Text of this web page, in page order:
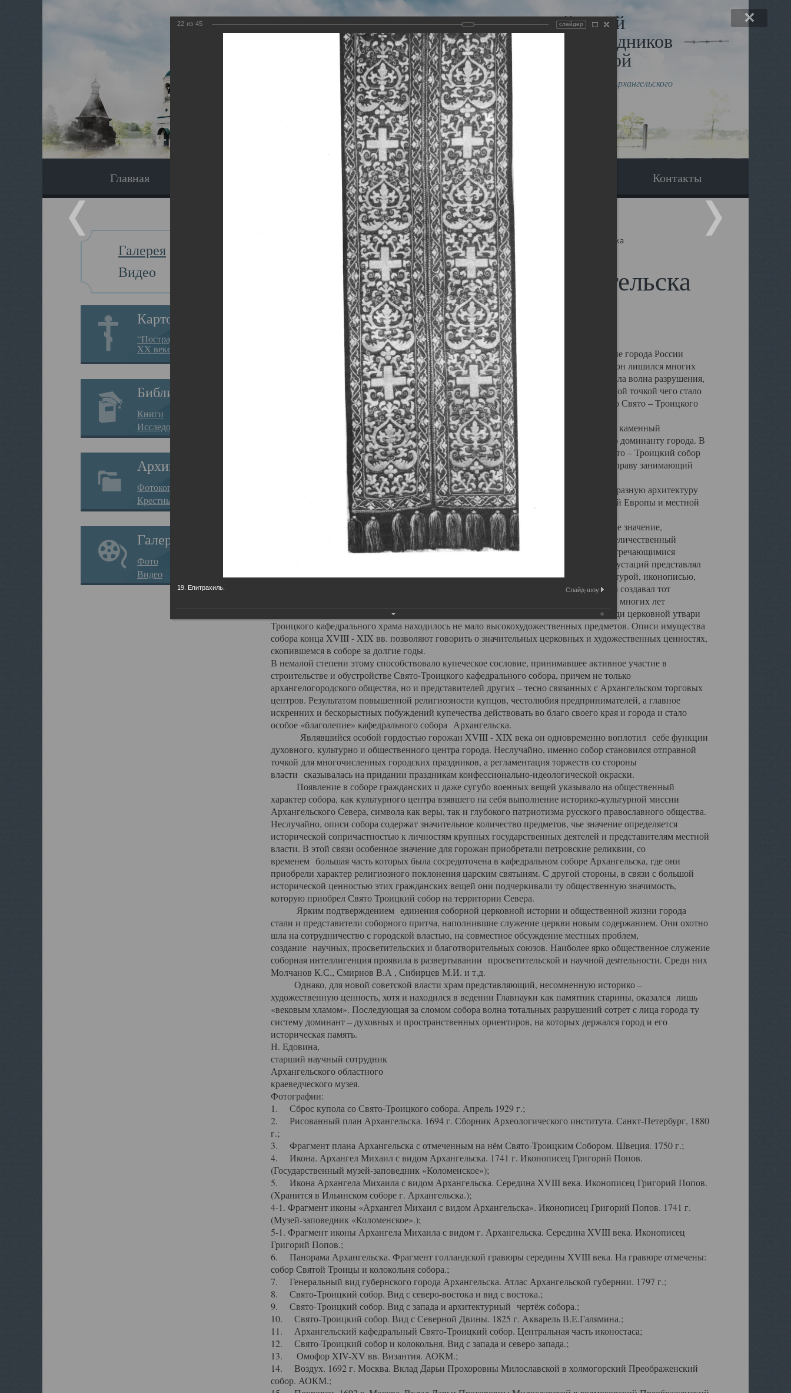
Виртуальный музей
Новомучеников и исповедников
Земли Архангельской
Сайт создан по благословлению митрополита Архангельского
и Холмогорского Даниила
Главная Наследники Галерея Контакты
Галерея
Видео
Картотека
“Пострадавшие за веру в
XX веке на Севере”
Библиотека
Книги
Исследования
Архив
Фотокопии дел
Крестные ходы
Галерея
Фото
Видео
Галерея Храмы-мученики Архангельска Свято-Троицкий собор Архангельска
Свято-Троицкий собор Архангельска
Свято-Троицкий собор Архангельска
Сегодня мы можем говорить, что Архангельск в большей мере, чем другие губернские города России
пострадал от целенаправленных систематических разрушений, в результате которых он лишился многих
выдающихся памятников архитектуры. Больше всего по старому Архангельску ударила волна разрушения,
вызванная борьбой с религией, набравшая особую силу в конце 20 –х годов. Отправной точкой чего стало
разрушение православного центра архангельской губернии - ансамбля кафедрального Свято – Троицкого
собора Архангельска.
Возникнув в начале XVIII века в центре Архангельска, величественный каменный
двухэтажный Троицкий собор, сразу превратился в зрительную и градостроительную доминанту города. В
XVIII веке по масштабам ему не было равных на Севере. Вплоть до разрушения Свято – Троицкий собор
оставался самым высоким и значительным из городских строений Архангельска, по праву занимающий
второе место, после гостиных дворов, в градостроительной картине Архангельска.
Один из самых больших и светлых соборов России воплотил в себе яркую и своеобразную архитектуру
портового города с отраженными в ней архитектурными течениями России, Западной Европы и местной
архангелогородской школы церковного зодчества.
Масштабность, благолепие и богатство собора, вполне оправдывали его кафедральное значение,
заслуженно выделяя из многочисленных культовых построек города. Обширный и величественный
иконостас украшенный колоннами ионического стиля, с единственными нигде не встречающимися
царскими вратами, изящным фронтоном и множеством резных, символических инкрустаций представлял
собой поистине художественную ценность. В совокупности же с живописью, скульптурой, иконописью,
шитьем, многочисленными предметами церковной утвари интерьер Троицкого храма создавал тот
неповторимый красочный ансамбль декоративного убранства собора, на протяжении многих лет
поражающий воображение своих посетителей. В соборной ризнице, библиотеке, среди церковной утвари
Троицкого кафедрального храма находилось не мало высокохудожественных предметов. Описи имущества
собора конца XVIII - XIX вв. позволяют говорить о значительных церковных и художественных ценностях,
скопившемся в соборе за долгие годы.
В немалой степени этому способствовало купеческое сословие, принимавшее активное участие в
строительстве и обустройстве Свято-Троицкого кафедрального собора, причем не только
архангелогородского общества, но и представителей других – тесно связанных с Архангельском торговых
центров. Результатом повышенной религиозности купцов, честолюбия предпринимателей, а главное
искренних и бескорыстных побуждений купечества действовать во благо своего края и города и стало
особое «благолепие» кафедрального собора Архангельска.
Являвшийся особой гордостью горожан XVIII - XIX века он одновременно воплотил себе функции
духовного, культурно и общественного центра города. Неслучайно, именно собор становился отправной
точкой для многочисленных городских праздников, а регламентация торжеств со стороны
власти сказывалась на придании праздникам конфессионально-идеологической окраски.
Появление в соборе гражданских и даже сугубо военных вещей указывало на общественный
характер собора, как культурного центра взявшего на себя выполнение историко-культурной миссии
Архангельского Севера, символа как веры, так и глубокого патриотизма русского православного общества.
Неслучайно, описи собора содержат значительное количество предметов, чье значение определяется
исторической сопричастностью к личностям крупных государственных деятелей и представителям местной
власти. В этой связи особенное значение для горожан приобретали петровские реликвии, со
временем большая часть которых была сосредоточена в кафедральном соборе Архангельска, где они
приобрели характер религиозного поклонения царским святыням. С другой стороны, в связи с большой
исторической ценностью этих гражданских вещей они подчеркивали ту общественную значимость,
которую приобрел Свято Троицкий собор на территории Севера.
Ярким подтверждением единения соборной церковной истории и общественной жизни города
стали и представители соборного притча, наполнившие служение церкви новым содержанием. Они охотно
шла на сотрудничество с городской властью, на совместное обсуждение местных проблем,
создание научных, просветительских и благотворительных союзов. Наиболее ярко общественное служение
соборная интеллигенция проявила в развертывании просветительской и научной деятельности. Среди них
Молчанов К.С., Смирнов В.А , Сибирцев М.И. и т.д.
Однако, для новой советской власти храм представляющий, несомненную историко –
художественную ценность, хотя и находился в ведении Главнауки как памятник старины, оказался лишь
«вековым хламом». Последующая за сломом собора волна тотальных разрушений сотрет с лица города ту
систему доминант – духовных и пространственных ориентиров, на которых держался город и его
историческая память.
Н. Едовина,
старший научный сотрудник
Архангельского областного
краеведческого музея.
Фотографии:
1. Сброс купола со Свято-Троицкого собора. Апрель 1929 г.;
2. Рисованный план Архангельска. 1694 г. Сборник Археологического института. Санкт-Петербург, 1880
г.;
3. Фрагмент плана Архангельска с отмеченным на нём Свято-Троицким Собором. Швеция. 1750 г.;
4. Икона. Архангел Михаил с видом Архангельска. 1741 г. Иконописец Григорий Попов.
(Государственный музей-заповедник «Коломенское»);
5. Икона Архангела Михаила с видом Архангельска. Середина XVIII века. Иконописец Григорий Попов.
(Хранится в Ильинском соборе г. Архангельска.);
4-1. Фрагмент иконы «Архангел Михаил с видом Архангельска». Иконописец Григорий Попов. 1741 г.
(Музей-заповедник «Коломенское».);
5-1. Фрагмент иконы Архангела Михаила с видом г. Архангельска. Середина XVIII века. Иконописец
Григорий Попов.;
6. Панорама Архангельска. Фрагмент голландской гравюры середины XVIII века. На гравюре отмечены:
собор Святой Троицы и колокольня собора.;
7. Генеральный вид губернского города Архангельска. Атлас Архангельской губернии. 1797 г.;
8. Свято-Троицкий собор. Вид с северо-востока и вид с востока.;
9. Свято-Троицкий собор. Вид с запада и архитектурный чертёж собора.;
10. Свято-Троицкий собор. Вид с Северной Двины. 1825 г. Акварель В.Е.Галямина.;
11. Архангельский кафедральный Свято-Троицкий собор. Центральная часть иконостаса;
12. Свято-Троицкий собор и колокольня. Вид с запада и северо-запада.;
13. Омофор XIV-XV вв. Византия. АОКМ.;
14. Воздух. 1692 г. Москва. Вклад Дарьи Прохоровны Милославской в холмогорский Преображенский
собор. АОКМ.;
22 из 45 слайдер
19. Епитрахиль. Слайд-шоу: